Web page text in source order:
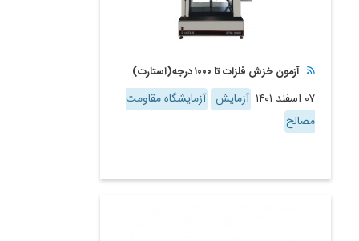
آزمون خزش فلزات تا ۱۰۰۰ درجه(استارت)
۰۷ اسفند ۱۴۰۱ آزمایش آزمایشگاه مقاومت
مصالح